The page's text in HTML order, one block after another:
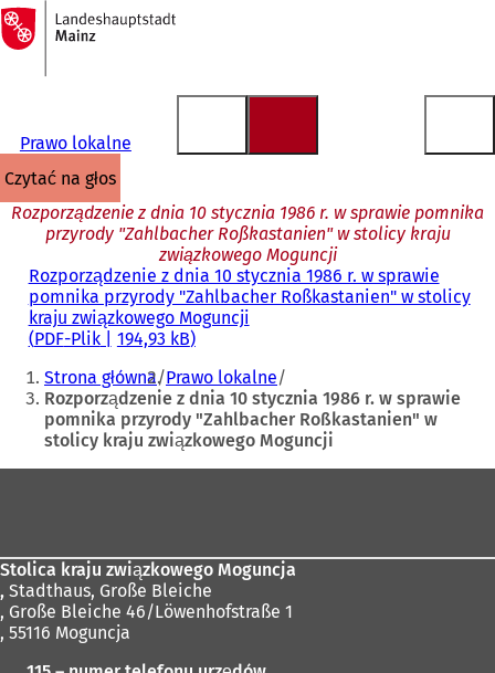
Przejdź do treści
Do
strony
głównej
Prawo lokalne
czytać na głos
Rozporządzenie z dnia 10 stycznia 1986 r. w sprawie pomnika
przyrody "Zahlbacher Roßkastanien" w stolicy kraju
związkowego Moguncji
Rozporządzenie z dnia 10 stycznia 1986 r. w sprawie
pomnika przyrody "Zahlbacher Roßkastanien" w stolicy
kraju związkowego Moguncji
PDF-Plik 194,93 kB
Jesteś
tutaj:
Strona główna Prawo lokalne
Rozporządzenie z dnia 10 stycznia 1986 r. w sprawie
pomnika przyrody "Zahlbacher Roßkastanien" w
stolicy kraju związkowego Moguncji
Stolica kraju związkowego Moguncja
, Stadthaus, Große Bleiche
, Große Bleiche 46/Löwenhofstraße 1
, 55116 Moguncja